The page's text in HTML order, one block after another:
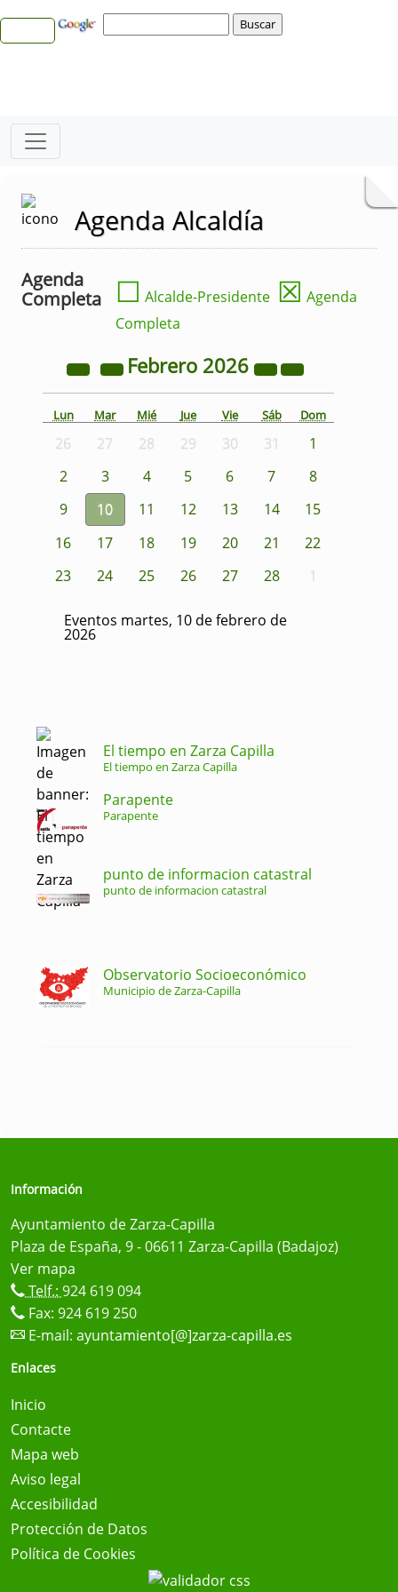
Agenda Alcaldía
Agenda
Completa
☐ Alcalde-Presidente ☒ Agenda
Completa
Febrero 2026
Lun Mar Mié Jue Vie Sáb Dom
26 27 28 29 30 31
1
2
3 4 5 6 7
8
9
10 11 12 13 14
15
16
17 18 19 20 21
22
23
24 25 26 27 28 1
Eventos martes, 10 de febrero de
2026
El tiempo en Zarza Capilla
El tiempo en Zarza Capilla
Parapente
Parapente
punto de informacion catastral
punto de informacion catastral
Observatorio Socioeconómico
Municipio de Zarza-Capilla
Información
Ayuntamiento de Zarza-Capilla
Plaza de España, 9 - 06611 Zarza-Capilla (Badajoz)
Ver mapa
Telf.: 924 619 094
Fax: 924 619 250
E-mail: ayuntamiento[@]zarza-capilla.es
Enlaces
Inicio
Contacte
Mapa web
Aviso legal
Accesibilidad
Protección de Datos
Política de Cookies